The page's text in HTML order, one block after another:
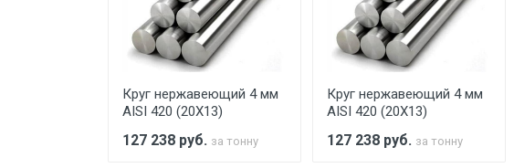
При доставке товара, Клиент заранее обязан
предоставляется не более 2-х часов.
Стоимость доставки по РФ рассчитывается
Круг нержавеющий 4 мм
AISI 420 (20Х13)
127 238 руб. за тонну
Круг нержавеющий 4 мм
AISI 420 (20Х13)
127 238 руб. за тонну